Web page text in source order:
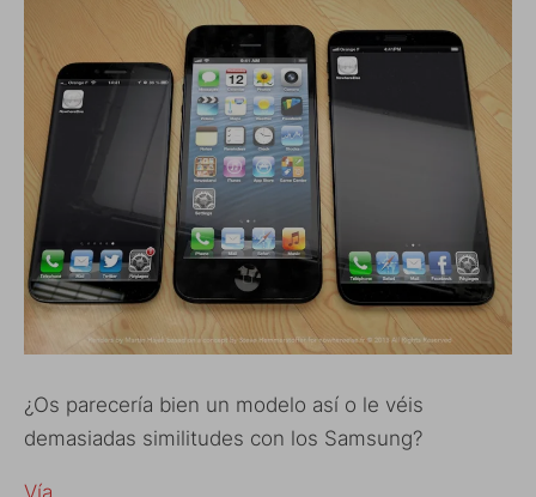
¿Os parecería bien un modelo así o le véis
demasiadas similitudes con los Samsung?